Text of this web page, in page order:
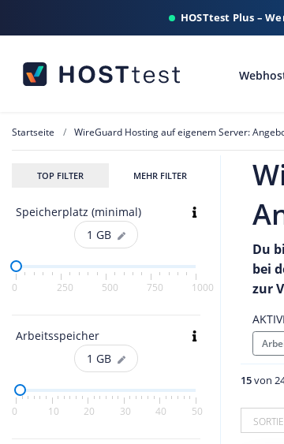
HOSTtest Plus –
Startseite WireGuard Hosting auf eigenem Server:
TOP FILTER MEHR FILTER
Speicherplatz (minimal)
1 GB
0 250 500 750 1000
Arbeitsspeicher
1 GB
0 10 20 30 40 50
Du
bei
zur
15von